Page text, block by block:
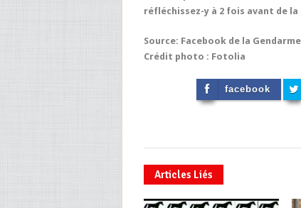
réfléchissez-y à 2 fois avant de la
Source: Facebook de la
Crédit photo : Fotolia
facebook
Articles Liés